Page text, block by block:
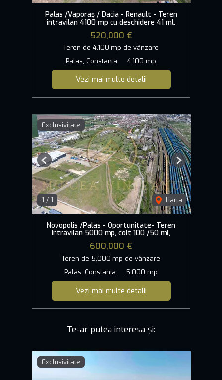
Palas /Vaporaș / Dacia - Renault - Teren
intravilan 4100 mp cu deschidere 41 ml.
520,000 €
Teren de 4,100 mp de vânzare
Palas, Constanta
4,100 mp
Vezi mai multe detalii
Exclusivitate
1 / 1 Harta
Previous Next
Novopolis /Palas - Oportunitate- Teren
Intravilan 5000 mp, colt 100 /50 ml,
600,000 €
Teren de 5,000 mp de vânzare
Palas, Constanta
5,000 mp
Vezi mai multe detalii
Te-ar putea interesa și:
Exclusivitate